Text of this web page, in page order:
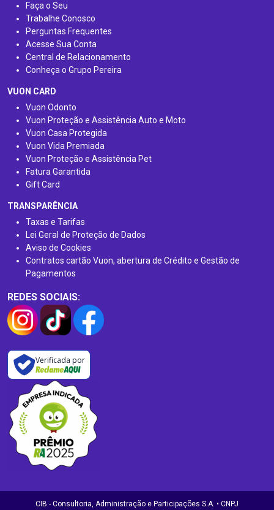
Faça o Seu
Trabalhe Conosco
Perguntas Frequentes
Acesse Sua Conta
Central de Relacionamento
Conheça o Grupo Pereira
VUON CARD
Vuon Odonto
Vuon Proteção e Assistência Auto e Moto
Vuon Casa Protegida
Vuon Vida Premiada
Vuon Proteção e Assistência Pet
Fatura Garantida
Gift Card
TRANSPARÊNCIA
Taxas e Tarifas
Lei Geral de Proteção de Dados
Aviso de Cookies
Contratos cartão Vuon, abertura de Crédito e Gestão de
Pagamentos
REDES SOCIAIS:
Verificada por
CIB - Consultoria, Administração e Participações S.A. • CNPJ